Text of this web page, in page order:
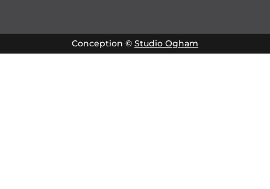
Conception © Studio Ogham